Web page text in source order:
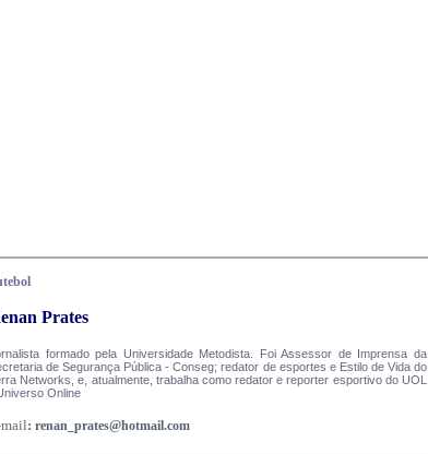
Prates
formado pela Universidade Metodista. Foi Assessor de Imprensa da
de Segurança Pública - Conseg; redator de esportes e Estilo de Vida do
Networks, e, atualmente, trabalha como redator e reporter esportivo do UOL
Online
: renan_prates@hotmail.com